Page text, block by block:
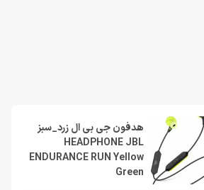
هدفون جی بی ال زرد_سبز
HEADPHONE JBL
ENDURANCE RUN Yellow
Green